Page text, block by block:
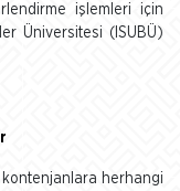
işlemleri için
Üniversitesi (ISUBÜ)
herhangi